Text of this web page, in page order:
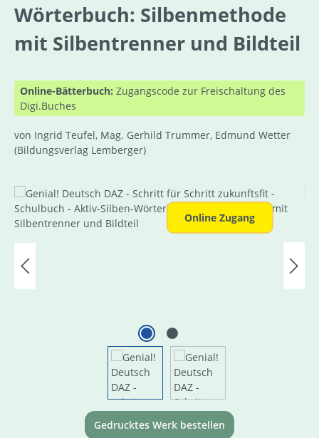
Wörterbuch: Silbenmethode
mit Silbentrenner und Bildteil
Online-Bätterbuch: Zugangscode zur Freischaltung des
Digi.Buches
von Ingrid Teufel, Mag. Gerhild Trummer, Edmund Wetter
(Bildungsverlag Lemberger)
Bildergalerie überspringen
Online Zugang
Gedrucktes Werk bestellen